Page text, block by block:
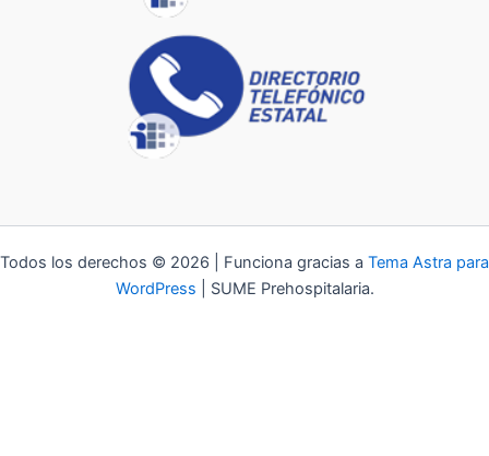
Todos los derechos © 2026 | Funciona gracias a Tema Astra para
WordPress | SUME Prehospitalaria.